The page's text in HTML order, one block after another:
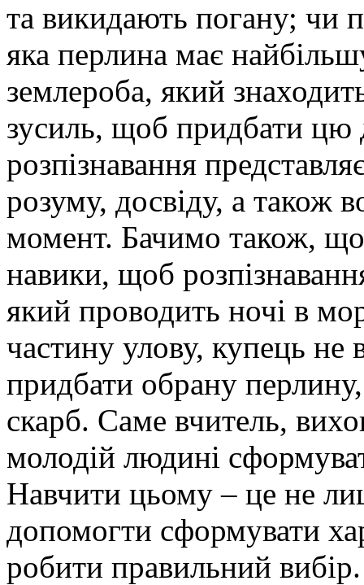
та викидають погану; чи
яка перлина має
землероба, який
зусиль, щоб придбати цю
розпізнавання
розуму, досвіду, а також
момент. Бачимо також, що
навики, щоб
який проводить ночі в
частину улову, купець не
придбати обрану
скарб. Саме вчитель,
молодій людині
Навчити цьому – це не
допомогти сформувати
робити правильний вибір.